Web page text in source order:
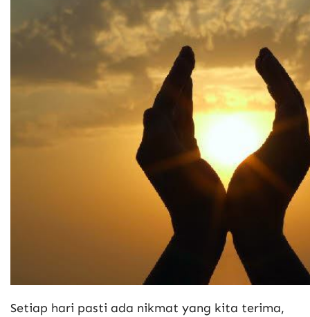
Setiap hari pasti ada nikmat yang kita terima,